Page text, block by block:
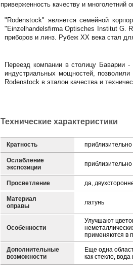
приверженность качеству и многолетний
"Rodenstock" является семейной
"Einzelhandelsfirma Optisches Institut G.
приборов и линз. Рубеж XX века стал
Переезд компании в столицу Баварии
индустриальных мощностей,
Rodenstock в эталон качества и
Технические характеристики
Кратность
Ослабление
экспозиции
Просветление да,
Материал
оправы
латунь
Особенности
Улучшают
применяются в
Дополнительные
возможности
Еще одна
как стекло,